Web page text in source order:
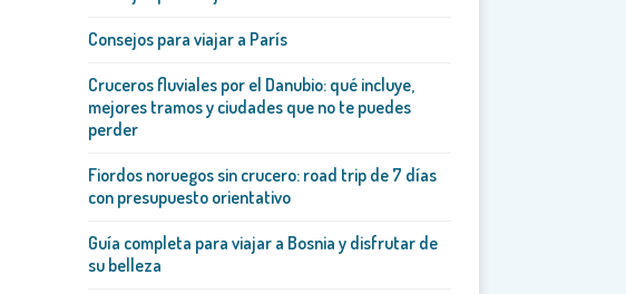
Consejos para viajar a París
Cruceros fluviales por el Danubio: qué incluye,
mejores tramos y ciudades que no te puedes
perder
Fiordos noruegos sin crucero: road trip de 7 días
con presupuesto orientativo
Guía completa para viajar a Bosnia y disfrutar de
su belleza